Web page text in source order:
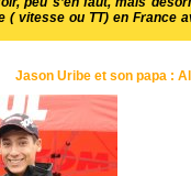
( vitesse ou TT) en France
Jason Uribe et son papa :